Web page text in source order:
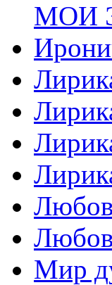
МОИ
Мир